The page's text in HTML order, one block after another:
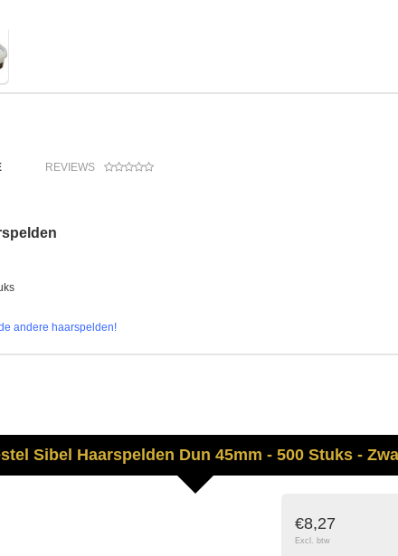
REVIEWS
andere haarspelden!
Sibel Haarspelden Dun 45mm - 500 Stuks -
€8,27
Excl. btw